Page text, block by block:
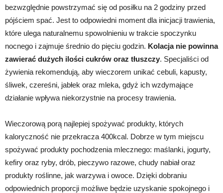
bezwzględnie powstrzymać się od posiłku na 2 godziny przed
pójściem spać. Jest to odpowiedni moment dla inicjacji trawienia,
które ulega naturalnemu spowolnieniu w trakcie spoczynku
nocnego i zajmuje średnio do pięciu godzin. Kolacja nie powinna
zawierać dużych ilości cukrów oraz tłuszczy. Specjaliści od
żywienia rekomendują, aby wieczorem unikać cebuli, kapusty,
śliwek, czereśni, jabłek oraz mleka, gdyż ich wzdymające
działanie wpływa niekorzystnie na procesy trawienia.
Wieczorową porą najlepiej spożywać produkty, których
kaloryczność nie przekracza 400kcal. Dobrze w tym miejscu
spożywać produkty pochodzenia mlecznego: maślanki, jogurty,
kefiry oraz ryby, drób, pieczywo razowe, chudy nabiał oraz
produkty roślinne, jak warzywa i owoce. Dzięki dobraniu
odpowiednich proporcji możliwe będzie uzyskanie spokojnego i